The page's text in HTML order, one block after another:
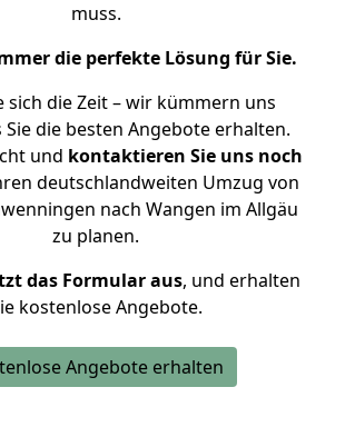
muss.
die perfekte Lösung für Sie.
sich die Zeit – wir kümmern uns
die besten Angebote erhalten.
und kontaktieren Sie uns noch
deutschlandweiten Umzug von
nach Wangen im Allgäu
zu planen.
das Formular aus, und erhalten
kostenlose Angebote.
Angebote erhalten